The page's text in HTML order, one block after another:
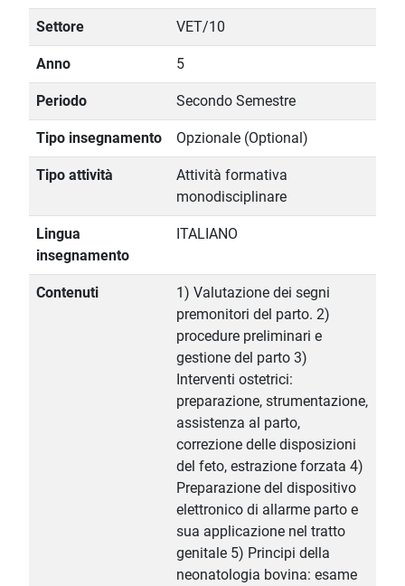
Settore VET/10
Anno 5
Periodo Secondo Semestre
Tipo insegnamento Opzionale (Optional)
Tipo attività
Attività formativa
monodisciplinare
Lingua
insegnamento
ITALIANO
Contenuti
1) Valutazione dei segni
premonitori del parto. 2)
procedure preliminari e
gestione del parto 3)
Interventi ostetrici:
preparazione, strumentazione,
assistenza al parto,
correzione delle disposizioni
del feto, estrazione forzata 4)
Preparazione del dispositivo
elettronico di allarme parto e
sua applicazione nel tratto
genitale 5) Principi della
neonatologia bovina: esame